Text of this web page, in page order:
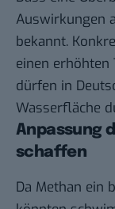
Auswirkungen
bekannt.
einen erhöhten
dürfen in
Wasserfläche
Anpassung
schaffen
Da Methan ein